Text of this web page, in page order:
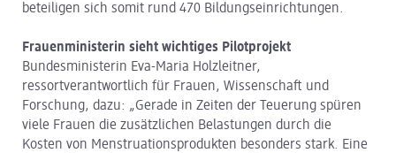
beteiligen sich somit rund 470 Bildungseinrichtungen.
Frauenministerin sieht wichtiges Pilotprojekt
Bundesministerin Eva-Maria Holzleitner,
ressortverantwortlich für Frauen, Wissenschaft und
Forschung, dazu: „Gerade in Zeiten der Teuerung spüren
viele Frauen die zusätzlichen Belastungen durch die
Kosten von Menstruationsprodukten besonders stark. Eine